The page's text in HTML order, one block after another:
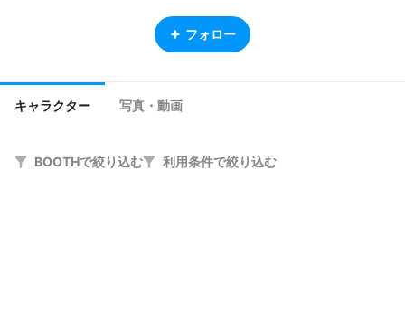
フォロー
キャラクター 写真・動画
BOOTHで絞り込む 利用条件で絞り込む